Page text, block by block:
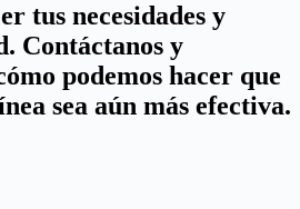
tus necesidades y
Contáctanos y
podemos hacer que
sea aún más efectiva.